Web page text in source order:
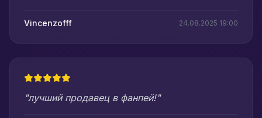
Vincenzofff 24.08.2025 19:00
"лучший продавец в фанпей!"